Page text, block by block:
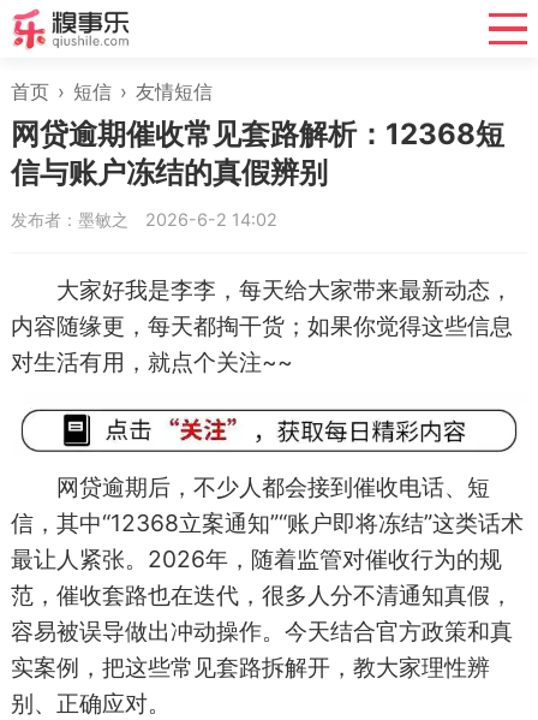
首页 › 短信 › 友情短信
网贷逾期催收常见套路解析：12368短
信与账户冻结的真假辨别
发布者：墨敏之 2026-6-2 14:02
大家好我是李李，每天给大家带来最新动态，
内容随缘更，每天都掏干货；如果你觉得这些信息
对生活有用，就点个关注~~
网贷逾期后，不少人都会接到催收电话、短
信，其中“12368立案通知”“账户即将冻结”这类话术
最让人紧张。2026年，随着监管对催收行为的规
范，催收套路也在迭代，很多人分不清通知真假，
容易被误导做出冲动操作。今天结合官方政策和真
实案例，把这些常见套路拆解开，教大家理性辨
别、正确应对。